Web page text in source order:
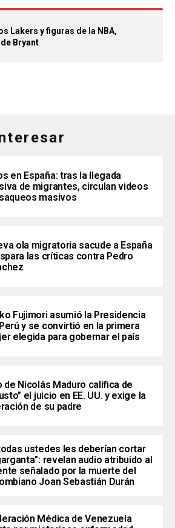
Lakers y figuras de la NBA,
Bryant
en España: tras la llegada
de migrantes, circulan videos
masivos
ola migratoria sacude a España
las críticas contra Pedro
Fujimori asumió la Presidencia
y se convirtió en la primera
elegida para gobernar el país
de Nicolás Maduro califica de
el juicio en EE. UU. y exige la
de su padre
ustedes les deberían cortar
revelan audio atribuido al
señalado por la muerte del
Joan Sebastián Durán
Médica de Venezuela